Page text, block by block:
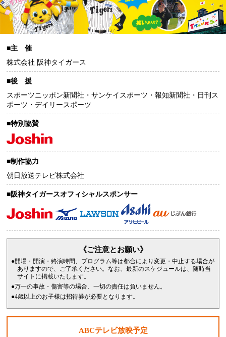
■主 催
株式会社 阪神タイガース
■後 援
スポーツニッポン新聞社・サンケイスポーツ・報知新聞社・日刊ス
ポーツ・デイリースポーツ
■特別協賛
■制作協力
朝日放送テレビ株式会社
■阪神タイガースオフィシャルスポンサー
《ご注意とお願い》
●開場・開演・終演時間、プログラム等は都合により変更・中止する場合が
ありますので、ご了承ください。なお、最新のスケジュールは、随時当
サイトに掲載いたします。
●万一の事故・傷害等の場合、一切の責任は負いません。
●4歳以上のお子様は招待券が必要となります。
ABCテレビ放映予定